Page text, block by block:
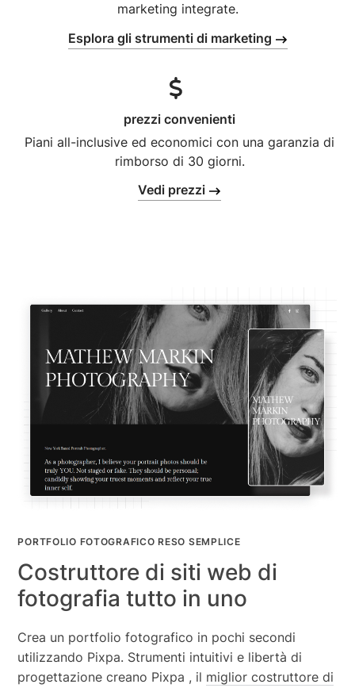
marketing integrate.
Esplora gli strumenti di marketing
prezzi convenienti
Piani all-inclusive ed economici con una garanzia di
rimborso di 30 giorni.
Vedi prezzi
PORTFOLIO FOTOGRAFICO RESO SEMPLICE
Costruttore di siti web di
fotografia tutto in uno
Crea un portfolio fotografico in pochi secondi
utilizzando Pixpa. Strumenti intuitivi e libertà di
progettazione creano Pixpa , il miglior costruttore di